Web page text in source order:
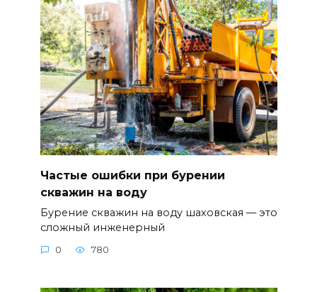
Частые ошибки при бурении
скважин на воду
Бурение скважин на воду шаховская — это
сложный инженерный
0 780